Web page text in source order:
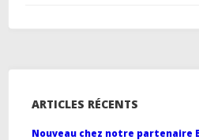
ARTICLES RÉCENTS
Nouveau chez notre partenaire